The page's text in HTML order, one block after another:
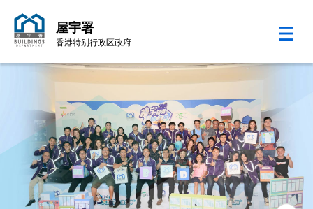
跳至内容的开始
屋宇署
香港特别行政区政府